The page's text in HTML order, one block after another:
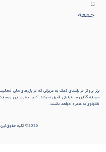
تا
جمعه
برتر بروکر در راستای کمک به عزیزانی که در بازارهای مالی
سرمایه گذاران مسئولیتی قبول نمیکند. کلیه حقوق این
قانونوی به همراه خواهد داشت.
2026© کلیه حقوق این وبسایت متعلق به برتر بروکر است